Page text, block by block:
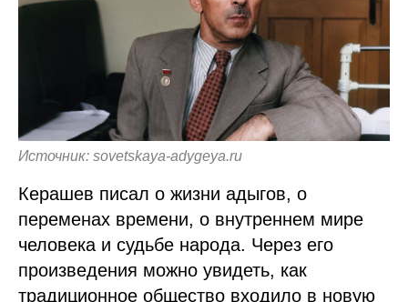
Источник: sovetskaya-adygeya.ru
Керашев писал о жизни адыгов, о
переменах времени, о внутреннем мире
человека и судьбе народа. Через его
произведения можно увидеть, как
традиционное общество входило в новую